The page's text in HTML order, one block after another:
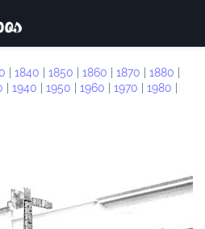
1840 1850 1860 1870 1880
1940 1950 1960 1970 1980